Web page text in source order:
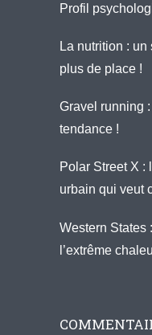
Profil
La nutrition :
plus de place !
Gravel running
tendance !
Polar Street X :
urbain qui veut
Western States
l’extrême